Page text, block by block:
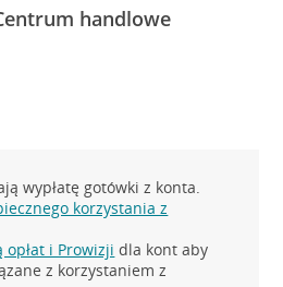
handlowe
wypłatę gotówki z konta.
korzystania z
opłat i Prowizji dla kont aby
z korzystaniem z